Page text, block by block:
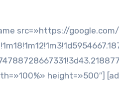
src=»https://
height=»500″]